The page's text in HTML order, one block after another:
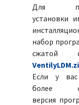
Для
установки
набор
сжатой
Если у
более
версия